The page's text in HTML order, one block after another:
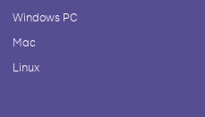
Windows PC
Mac
Linux